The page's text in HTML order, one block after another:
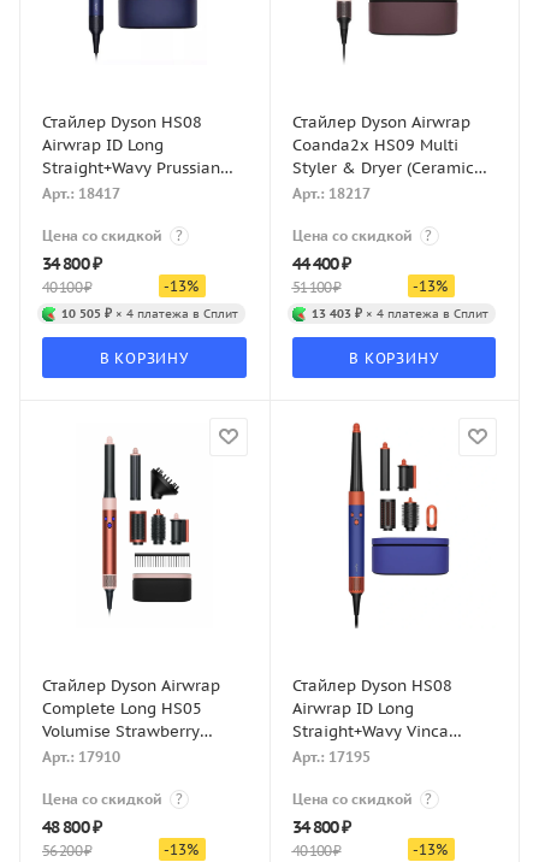
Стайлер Dyson HS08
Airwrap ID Long
Straight+Wavy Prussian
Blue/Copper
Арт.: 18417
Цена со скидкой ?
34 800₽
40 100₽ -13%
10 505 ₽ × 4 платежа в Сплит
В КОРЗИНУ
Стайлер Dyson Airwrap
Coanda2x HS09 Multi
Styler & Dryer (Ceramic
Pink/Rose Gold)
Арт.: 18217
Цена со скидкой ?
44 400₽
51 100₽ -13%
13 403 ₽× 4 платежа в Сплит
В КОРЗИНУ
Стайлер Dyson Airwrap
Complete Long HS05
Volumise Strawberry
bronze/Blush pink
Арт.: 17910
Цена со скидкой ?
48 800₽
56 200₽ -13%
Стайлер Dyson HS08
Airwrap ID Long
Straight+Wavy Vinca
Blue/Topaz
Арт.: 17195
Цена со скидкой ?
34 800₽
40 100₽ -13%